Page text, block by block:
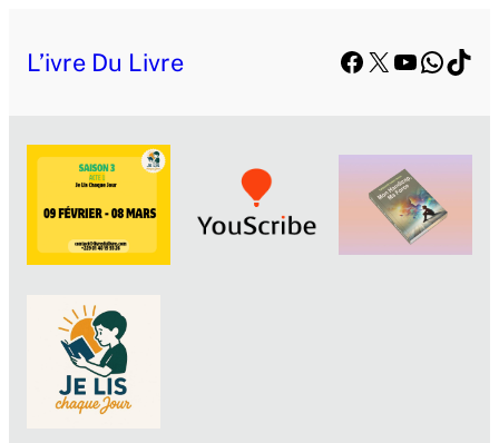
L’ivre Du Livre Facebook
X YouTube